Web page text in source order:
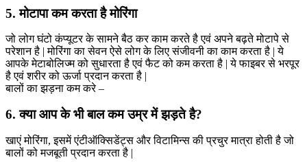
5. मोटापा कम करता है मोरिंगा
जो लोग घंटो कंप्यूटर के सामने बैठ कर काम करते है एवं अपने बढ़ते मोटापे से
परेशान है | मोरिंगा का सेवन ऐसे लोग के लिए संजीवनी का काम करता है | ये
आपके मेटाबोलिज्म को सुधारता है एवं फैट को कम करता है | ये फाइबर से भरपूर
है एवं शरीर को ऊर्जा प्रदान करता है |
बालों का झड़ना कम करे –
6. क्या आप के भी बाल कम उम्र में झड़ते है?
खाएं मोरिंगा, इसमें एंटीऑक्सिडेंट्स और विटामिन्स की प्रचुर मात्रा होती है जो
बालों को मजबूती प्रदान करता है |